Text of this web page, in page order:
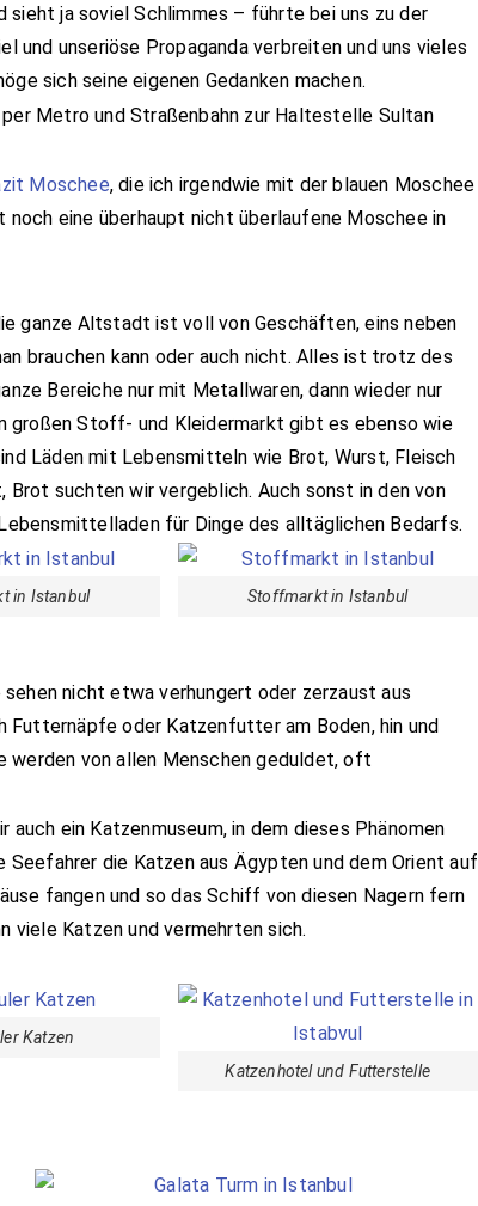
ja soviel Schlimmes – führte bei uns zu der
und unseriöse Propaganda verbreiten und uns vieles
sich seine eigenen Gedanken machen.
Metro und Straßenbahn zur Haltestelle Sultan
Moschee, die ich irgendwie mit der blauen Moschee
eine überhaupt nicht überlaufene Moschee in
ganze Altstadt ist voll von Geschäften, eins neben
brauchen kann oder auch nicht. Alles ist trotz des
Bereiche nur mit Metallwaren, dann wieder nur
großen Stoff- und Kleidermarkt gibt es ebenso wie
Läden mit Lebensmitteln wie Brot, Wurst, Fleisch
suchten wir vergeblich. Auch sonst in den von
für Dinge des alltäglichen Bedarfs.
in Istanbul Stoffmarkt in Istanbul
nicht etwa verhungert oder zerzaust aus
Futternäpfe oder Katzenfutter am Boden, hin und
von allen Menschen geduldet, oft
ein Katzenmuseum, in dem dieses Phänomen
die Katzen aus Ägypten und dem Orient auf
fangen und so das Schiff von diesen Nagern fern
viele Katzen und vermehrten sich.
Katzen
Katzenhotel und Futterstelle